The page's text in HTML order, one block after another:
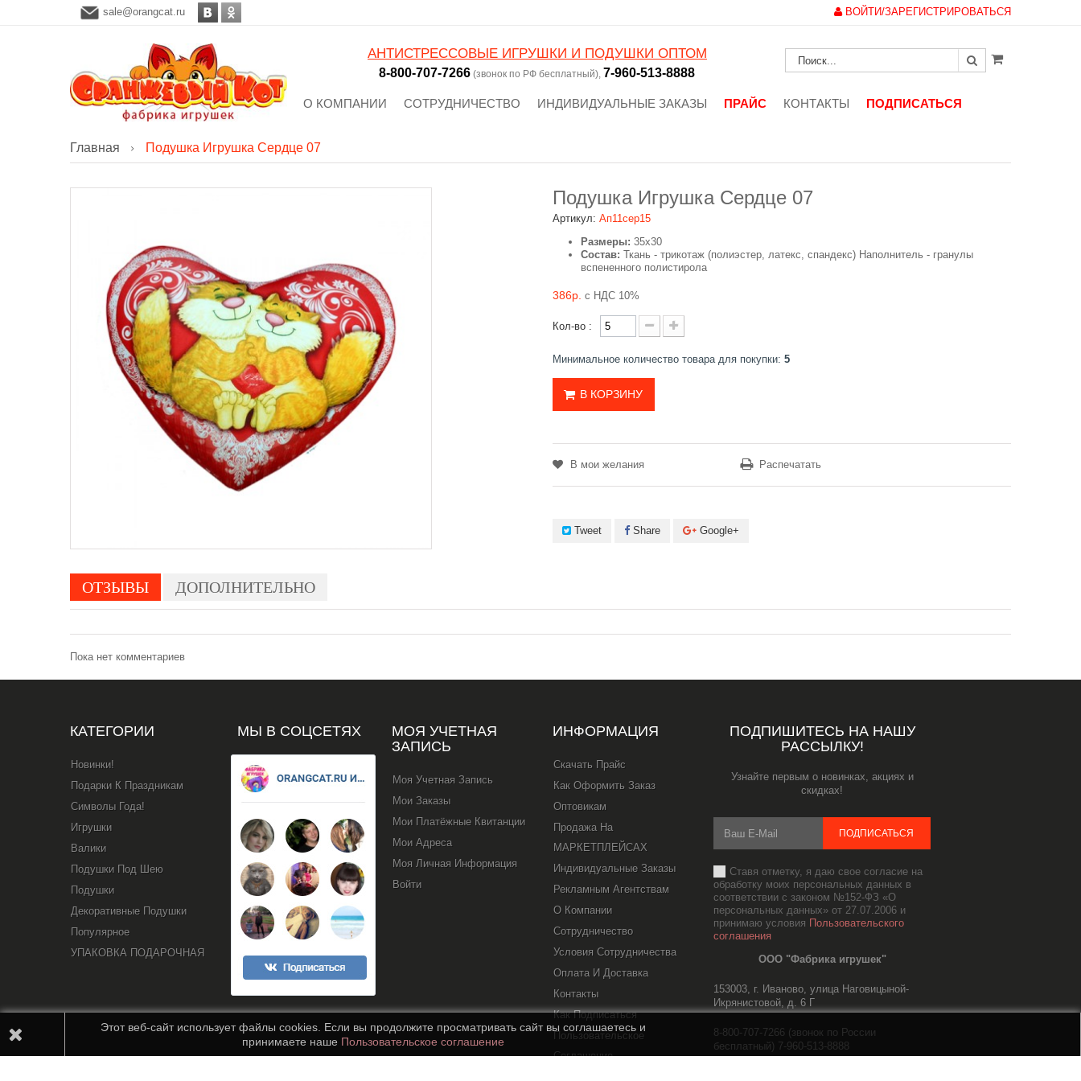
ВОЙТИ/ЗАРЕГИСТРИРОВАТЬСЯ
sale@orangcat.ru
АНТИСТРЕССОВЫЕ ИГРУШКИ И ПОДУШКИ ОПТОМ
8-800-707-7266 (звонок по РФ бесплатный), 7-960-513-8888
О КОМПАНИИ СОТРУДНИЧЕСТВО ИНДИВИДУАЛЬНЫЕ ЗАКАЗЫ ПРАЙС КОНТАКТЫ ПОДПИСАТЬСЯ
Главная Подушка Игрушка Сердце 07
Подушка Игрушка Сердце 07
Артикул: Ап11сер15
Размеры: 35x30
Состав: Ткань - трикотаж (полиэстер, латекс, спандекс) Наполнитель - гранулы
вспененного полистирола
386р. с НДС 10%
Кол-во :
Минимальное количество товара для покупки: 5
В КОРЗИНУ
В мои желания Распечатать
Tweet Share Google+
ОТЗЫВЫ ДОПОЛНИТЕЛЬНО
Пока нет комментариев
КАТЕГОРИИ
Новинки!
Подарки К Праздникам
Символы Года!
Игрушки
Валики
Подушки Под Шею
Подушки
Декоративные Подушки
Популярное
УПАКОВКА ПОДАРОЧНАЯ
МЫ В СОЦСЕТЯХ
МОЯ УЧЕТНАЯ
ЗАПИСЬ
Моя Учетная Запись
Мои Заказы
Мои Платёжные Квитанции
Мои Адреса
Моя Личная Информация
Войти
ИНФОРМАЦИЯ
Скачать Прайс
Как Оформить Заказ
Оптовикам
Продажа На
МАРКЕТПЛЕЙСАХ
Индивидуальные Заказы
Рекламным Агентствам
О Компании
Сотрудничество
Условия Сотрудничества
Оплата И Доставка
Контакты
Как Подписаться
Пользовательское
Соглашение
ПОДПИШИТЕСЬ НА НАШУ
РАССЫЛКУ!
Узнайте первым о новинках, акциях и
скидках!
Ставя отметку, я даю свое согласие на
обработку моих персональных данных в
соответствии с законом №152-ФЗ «О
персональных данных» от 27.07.2006 и
принимаю условия Пользовательского
соглашения
ПОДПИСАТЬСЯ
ООО "Фабрика игрушек"
153003, г. Иваново, улица Наговицыной-
Икрянистовой, д. 6 Г
8-800-707-7266 (звонок по России
бесплатный) 7-960-513-8888
Этот веб-сайт использует файлы cookies. Если вы продолжите просматривать сайт вы соглашаетесь и
принимаете наше Пользовательское соглашение